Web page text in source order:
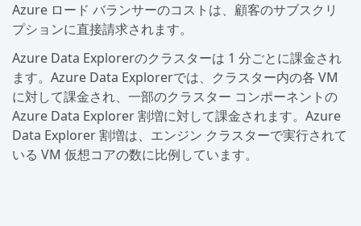
Azure ロード バランサーのコストは、顧客のサブスクリ
プションに直接請求されます。
Azure Data Explorerのクラスターは 1 分ごとに課金され
ます。Azure Data Explorerでは、クラスター内の各 VM
に対して課金され、一部のクラスター コンポーネントの
Azure Data Explorer 割増に対して課金されます。Azure
Data Explorer 割増は、エンジン クラスターで実行されて
いる VM 仮想コアの数に比例しています。